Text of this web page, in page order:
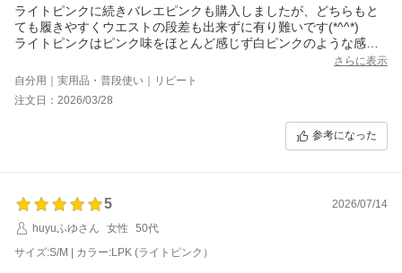
ライトピンクに続きバレエピンクも購入しましたが、どちらもと
ても履きやすくウエストの段差も出来ずに有り難いです(*^^*)
ライトピンクはピンク味をほとんど感じず白ピンクのような感じ
なので、白寄りのタイツがお好みの方に良いと思います♪バレエピ
ンクはナチュラルなピンク味がありますがピンク過ぎず、どちら
もとても使いやすいお色だと思います(*´∇｀*)
155センチ42キロでS/Mサイズで全く問題ありませんでした♪
さらに表示
自分用｜実用品・普段使い｜リピート
注文日：2026/03/28
参考になった
5
2026/07/14
huyuふゆさん
女性
50代
サイズ:S/M | カラー:LPK (ライトピンク）